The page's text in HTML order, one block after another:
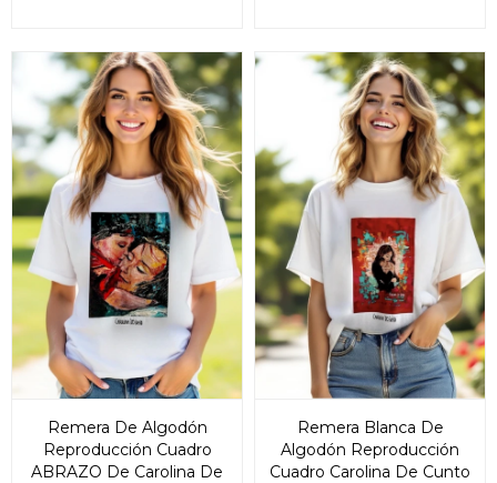
Remera De Algodón
Reproducción Cuadro
ABRAZO De Carolina De
Remera Blanca De
Algodón Reproducción
Cuadro Carolina De Cunto